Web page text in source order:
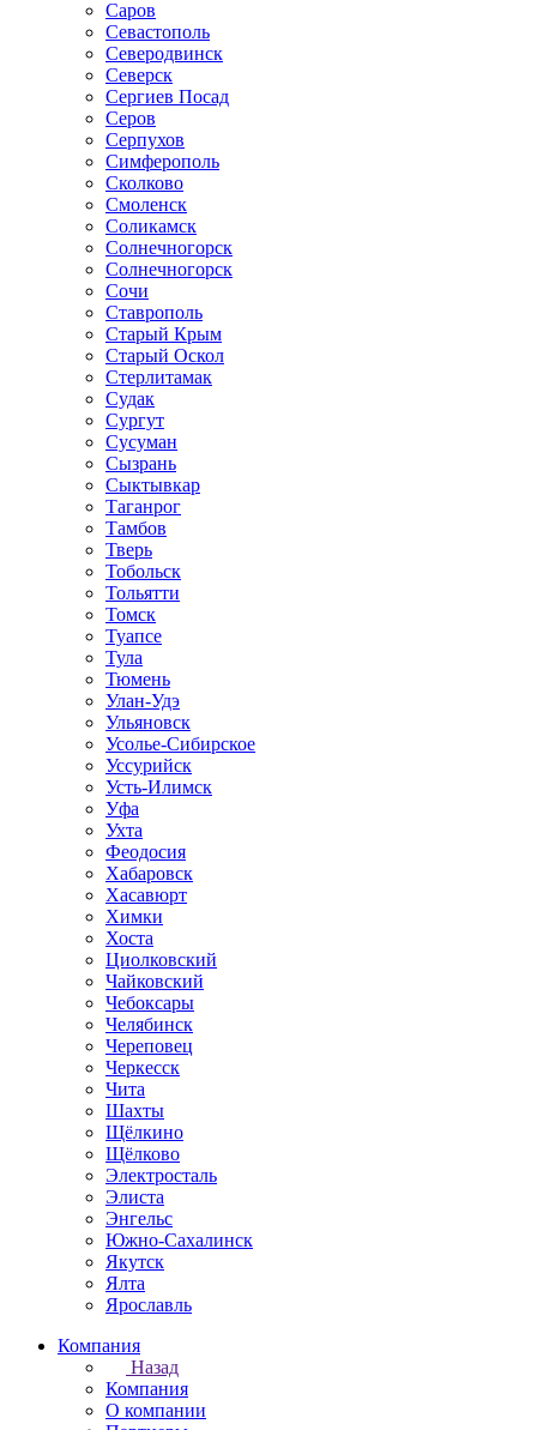
Саров
Севастополь
Северодвинск
Северск
Сергиев Посад
Серов
Серпухов
Симферополь
Сколково
Смоленск
Соликамск
Солнечногорск
Солнечногорск
Сочи
Ставрополь
Старый Крым
Старый Оскол
Стерлитамак
Судак
Сургут
Сусуман
Сызрань
Сыктывкар
Таганрог
Тамбов
Тверь
Тобольск
Тольятти
Томск
Туапсе
Тула
Тюмень
Улан-Удэ
Ульяновск
Усолье-Сибирское
Уссурийск
Усть-Илимск
Уфа
Ухта
Феодосия
Хабаровск
Хасавюрт
Химки
Хоста
Циолковский
Чайковский
Чебоксары
Челябинск
Череповец
Черкесск
Чита
Шахты
Щёлкино
Щёлково
Электросталь
Элиста
Энгельс
Южно-Сахалинск
Якутск
Ялта
Ярославль
Компания
Назад
Компания
О компании